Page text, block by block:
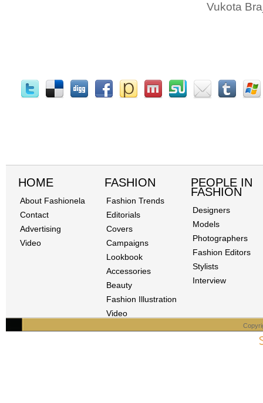
Vukota
HOME
About Fashionela
Contact
Advertising
Video
FASHION
Fashion Trends
Editorials
Covers
Campaigns
Lookbook
Accessories
Beauty
Fashion Illustration
Video
PEOPLE IN
FASHION
Designers
Models
Photographers
Fashion Editors
Stylists
Interview